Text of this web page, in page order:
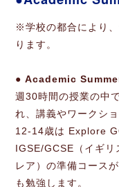
※学校の都合により
ります。
● Academic
週30時間の授業の中
れ、講義やワークシ
12-14歳は Explore
IGSE/GCSE（イギリ
レア）の準備コース
も勉強します。